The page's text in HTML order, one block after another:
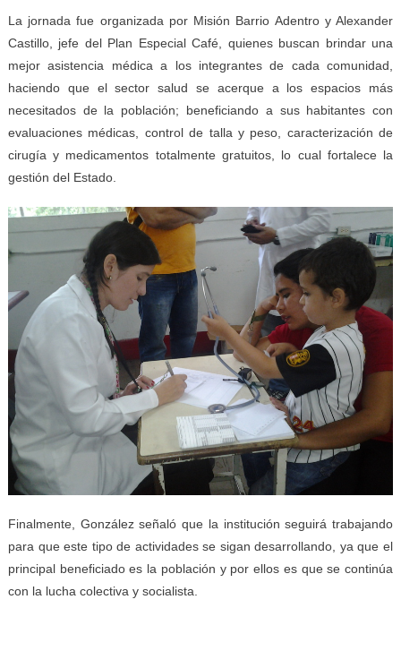
La jornada fue organizada por Misión Barrio Adentro y Alexander
Castillo, jefe del Plan Especial Café, quienes buscan brindar una
mejor asistencia médica a los integrantes de cada comunidad,
haciendo que el sector salud se acerque a los espacios más
necesitados de la población; beneficiando a sus habitantes con
evaluaciones médicas, control de talla y peso, caracterización de
cirugía y medicamentos totalmente gratuitos, lo cual fortalece la
gestión del Estado.
Finalmente, González señaló que la institución seguirá trabajando
para que este tipo de actividades se sigan desarrollando, ya que el
principal beneficiado es la población y por ellos es que se continúa
con la lucha colectiva y socialista.